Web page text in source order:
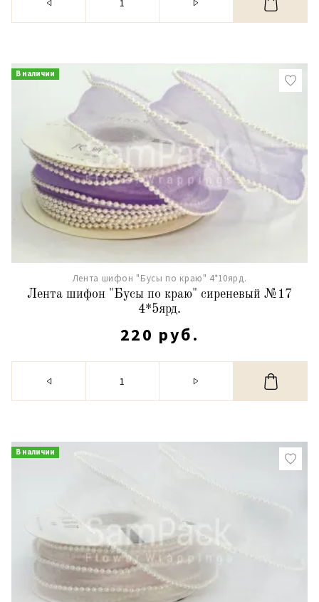
В наличии
Лента шифон "Бусы по краю" 4*10ярд.
Лента шифон "Бусы по краю" сиреневый №17
4*5ярд.
220 руб.
В наличии